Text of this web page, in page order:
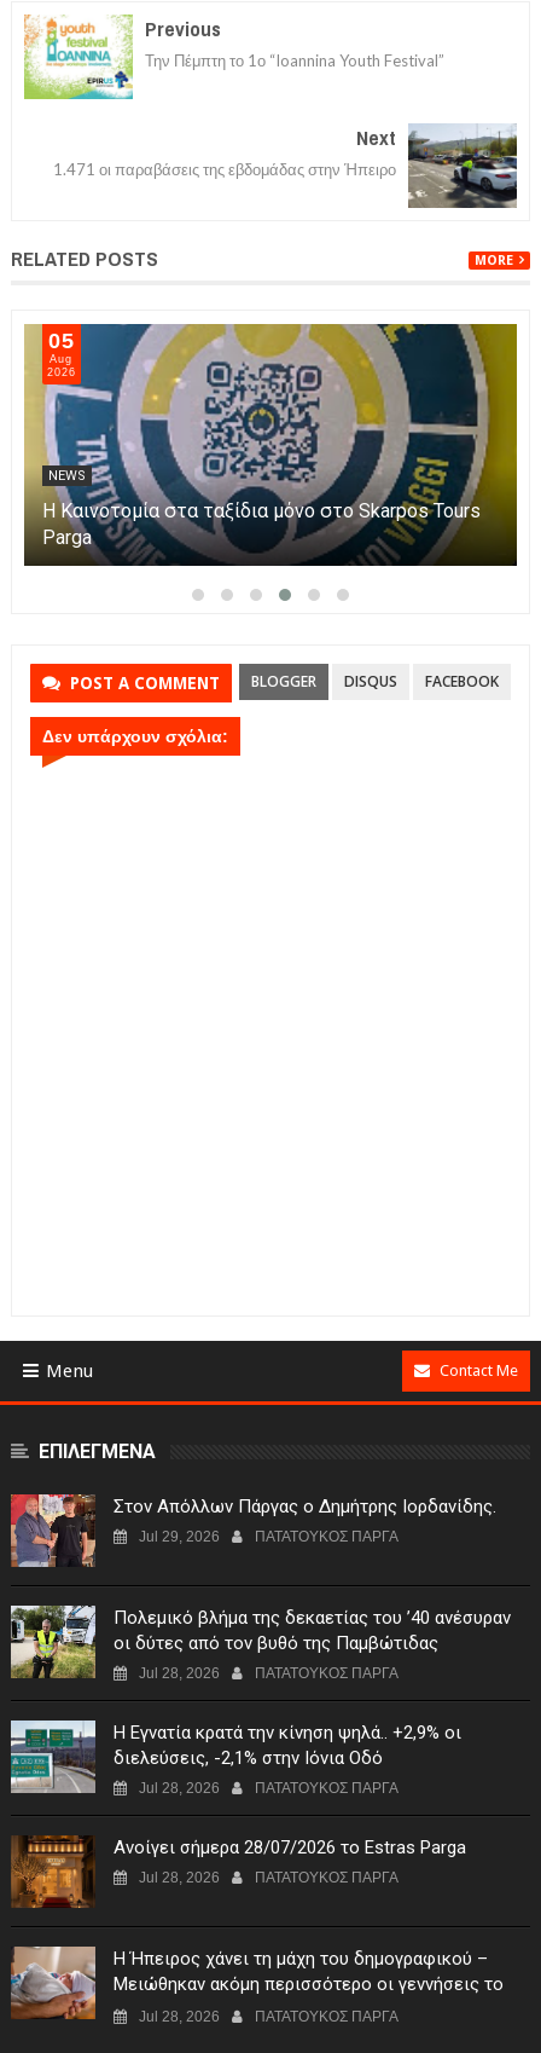
Previous
Την Πέμπτη το 1ο “Ioannina Youth Festival”
Next
1.471 οι παραβάσεις της εβδομάδας στην Ήπειρο
RELATED POSTS MORE
05
Aug
2026
NEWS
Η Καινοτομία στα ταξίδια μόνο στο Skarpos Tours
Parga
POST A COMMENT BLOGGER DISQUS FACEBOOK
Δεν υπάρχουν σχόλια:
Menu Contact Me
ΕΠΙΛΕΓΜΕΝΑ
Στον Απόλλων Πάργας ο Δημήτρης Ιορδανίδης.
Jul 29, 2026 ΠΑΤΑΤΟΥΚΟΣ ΠΑΡΓΑ
Πολεμικό βλήμα της δεκαετίας του ’40 ανέσυραν
οι δύτες από τον βυθό της Παμβώτιδας
Jul 28, 2026 ΠΑΤΑΤΟΥΚΟΣ ΠΑΡΓΑ
Η Εγνατία κρατά την κίνηση ψηλά.. +2,9% οι
διελεύσεις, -2,1% στην Ιόνια Οδό
Jul 28, 2026 ΠΑΤΑΤΟΥΚΟΣ ΠΑΡΓΑ
Ανοίγει σήμερα 28/07/2026 το Estras Parga
Jul 28, 2026 ΠΑΤΑΤΟΥΚΟΣ ΠΑΡΓΑ
Η Ήπειρος χάνει τη μάχη του δημογραφικού –
Μειώθηκαν ακόμη περισσότερο οι γεννήσεις το
πρώτο τρίμηνο του 2026
Jul 28, 2026 ΠΑΤΑΤΟΥΚΟΣ ΠΑΡΓΑ